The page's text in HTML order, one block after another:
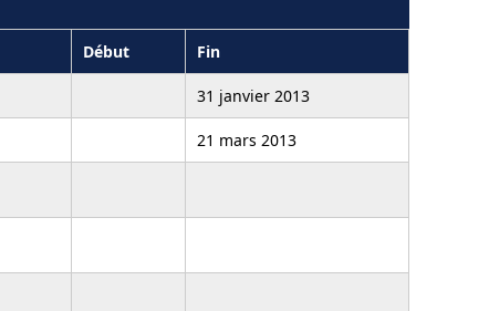
Début Fin
31 janvier 2013
21 mars 2013